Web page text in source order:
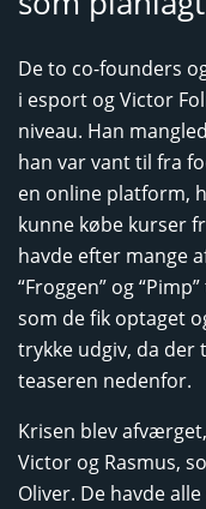
De to co-founders
i esport og Victor
niveau. Han
han var vant til fra
en online platform,
kunne købe kurser
havde efter mange
“Froggen” og
som de fik optaget
trykke udgiv, da der
teaseren nedenfor.
Krisen blev
Victor og Rasmus,
Oliver. De havde